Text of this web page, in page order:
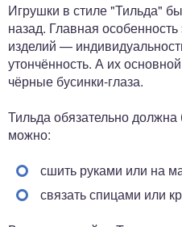
Игрушки в стиле "Тильда"
назад. Главная
изделий —
утончённость. А их
чёрные бусинки-глаза.
Тильда обязательно
можно:
сшить руками или на
связать спицами или